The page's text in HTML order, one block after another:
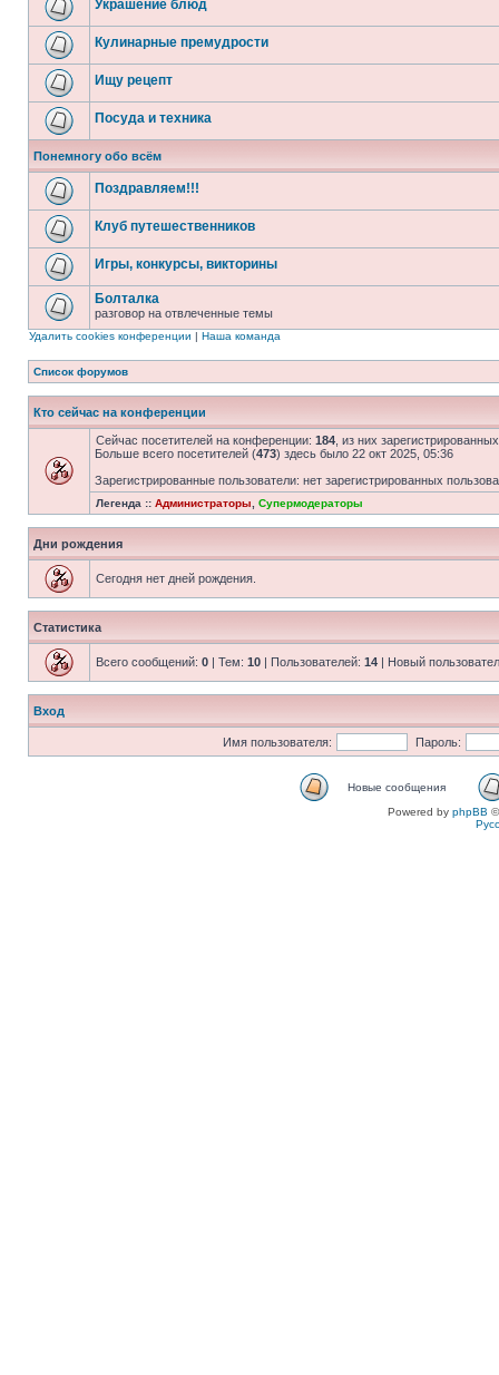
Украшение блюд
Кулинарные премудрости
Ищу рецепт
Посуда и техника
Понемногу обо всём
Поздравляем!!!
Клуб путешественников
Игры, конкурсы, викторины
Болталка
разговор на отвлеченные темы
Удалить cookies конференции | Наша команда
Список форумов
Кто сейчас на конференции
Сейчас посетителей на конференции: 184 , из них
Больше всего посетителей (473) здесь было 22 окт 2025, 05:36
Зарегистрированные пользователи: нет зарегистрированных
Легенда :: Администраторы Супермодераторы
Дни рождения
Сегодня нет дней рождения.
Статистика
Всего сообщений: 0 | Тем: 10 | Пользователей: 14 | Новый
Вход
Имя пользователя: Пароль:
Новые сообщения
Powered by phpBB